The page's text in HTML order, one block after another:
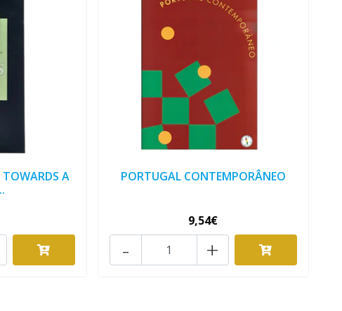
TOWARDS A
PORTUGAL CONTEMPORÂNEO
9,54€
+
-